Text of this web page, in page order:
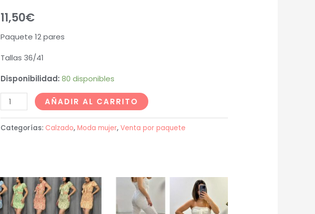
11,50€
Paquete 12 pares
Tallas 36/41
Disponibilidad: 80 disponibles
AÑADIR AL CARRITO
Categorías: Calzado, Moda mujer, Venta por paquete